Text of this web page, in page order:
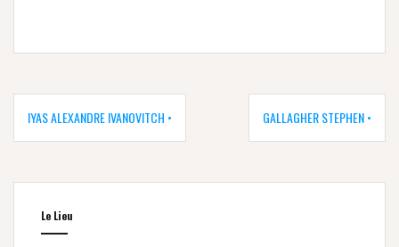
Navigation
l’article
IYAS ALEXANDRE IVANOVITCH • GALLAGHER STEPHEN •
Le Lieu